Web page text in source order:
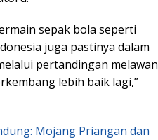
sepak bola seperti
juga pastinya dalam
pertandingan melawan
lebih baik lagi,”
Mojang Priangan dan